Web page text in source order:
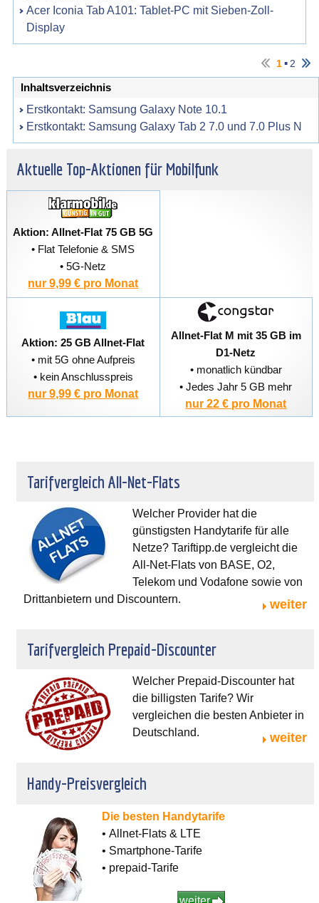
Acer Iconia Tab A101: Tablet-PC mit Sieben-Zoll-
Display
1▪ 2
Inhaltsverzeichnis
Erstkontakt: Samsung Galaxy Note 10.1
Erstkontakt: Samsung Galaxy Tab 2 7.0 und 7.0 Plus N
Aktuelle Top-Aktionen für Mobilfunk
Aktion: Allnet-Flat 75 GB 5G
• Flat Telefonie & SMS
• 5G-Netz
nur 9,99 € pro Monat
Aktion: 25 GB Allnet-Flat
• mit 5G ohne Aufpreis
• kein Anschlusspreis
nur 9,99 € pro Monat
Allnet-Flat M mit 35 GB im
D1-Netz
• monatlich kündbar
• Jedes Jahr 5 GB mehr
nur 22 € pro Monat
Tarifvergleich All-Net-Flats
Welcher Provider hat die
günstigsten Handytarife für alle
Netze? Tariftipp.de vergleicht die
All-Net-Flats von BASE, O2,
Telekom und Vodafone sowie von
Drittanbietern und Discountern.
weiter
Tarifvergleich Prepaid-Discounter
Welcher Prepaid-Discounter hat
die billigsten Tarife? Wir
vergleichen die besten Anbieter in
Deutschland.
weiter
Handy-Preisvergleich
Die besten Handytarife
• Allnet-Flats & LTE
• Smartphone-Tarife
• prepaid-Tarife
weiter